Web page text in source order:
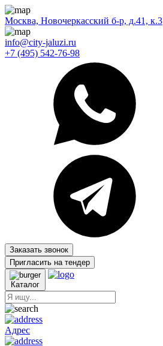
Москва, Новочеркасский б-р, д.41, к.3
info@city-jaluzi.ru
+7 (495) 542-76-98
Заказать звонок
Пригласить на тендер
Каталог
Адрес